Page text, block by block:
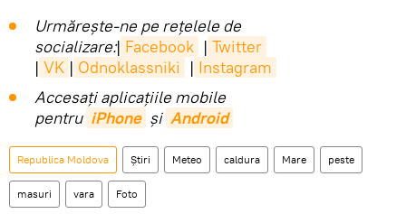
Urmărește-ne pe rețelele de
socializare:| Facebook | Twitter
| VK | Odnoklassniki | Instagram
Accesaţi aplicaţiile mobile
pentru iPhone și Android
Republica Moldova Știri Meteo caldura Mare peste
masuri vara Foto